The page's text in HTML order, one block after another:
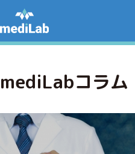
mediLabコラム